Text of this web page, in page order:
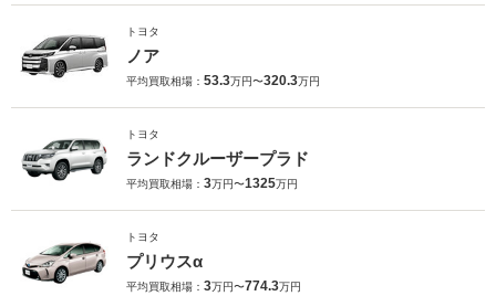
トヨタ
ノア
平均買取相場： 53.3万円〜320.3万円
トヨタ
ランドクルーザープラド
平均買取相場： 3万円〜1325万円
トヨタ
プリウスα
平均買取相場： 3万円〜774.3万円